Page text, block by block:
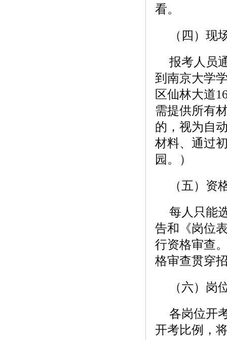
看。
（四）现
报考人员
到南京大学
区仙林大道
需提供所有
的，视为自
材料、通过
园。）
（五）资
每人只能
告和《岗位
行资格审查
格审查贯穿
（六）岗
各岗位开
开考比例，